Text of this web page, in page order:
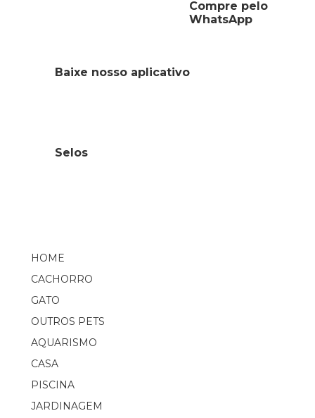
Compre pelo
WhatsApp
HOME
CACHORRO
GATO
OUTROS PETS
AQUARISMO
CASA
PISCINA
JARDINAGEM
Baixe nosso aplicativo
Selos